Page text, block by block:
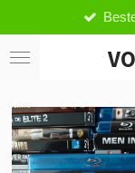
direct
naar
Besteld? Binnen